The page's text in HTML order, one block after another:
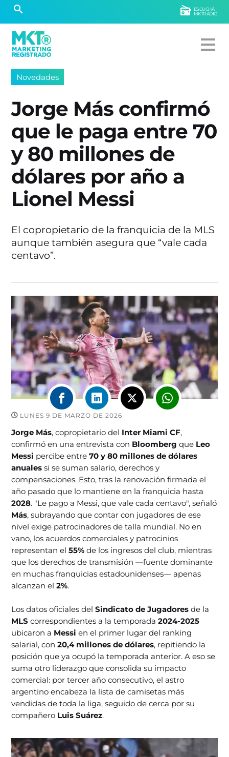
ESCUCHÁ
MKTRADIO
Novedades
Jorge Más confirmó
que le paga entre 70
y 80 millones de
dólares por año a
Lionel Messi
El copropietario de la franquicia de la MLS
aunque también asegura que “vale cada
centavo”.
LUNES 9 DE MARZO DE 2026
Jorge Más, copropietario del Inter Miami CF,
confirmó en una entrevista con Bloomberg que Leo
Messi percibe entre70 y 80 millones de dólares
anuales si se suman salario, derechos y
compensaciones. Esto, tras la renovación firmada el
año pasado que lo mantiene en la franquicia hasta
2028. "Le pago a Messi, que vale cada centavo", señaló
Más, subrayando que contar con jugadores de ese
nivel exige patrocinadores de talla mundial. No en
vano, los acuerdos comerciales y patrocinios
representan el55%de los ingresos del club, mientras
que los derechos de transmisión —fuente dominante
en muchas franquicias estadounidenses— apenas
alcanzan el2%.
Los datos oficiales delSindicato de Jugadores de la
MLS correspondientes a la temporada2024-2025
ubicaron a Messi en el primer lugar del ranking
salarial, con20,4 millones de dólares, repitiendo la
posición que ya ocupó la temporada anterior. A eso se
suma otro liderazgo que consolida su impacto
comercial: por tercer año consecutivo, el astro
argentino encabeza la lista de camisetas más
vendidas de toda la liga, seguido de cerca por su
compañero Luis Suárez.